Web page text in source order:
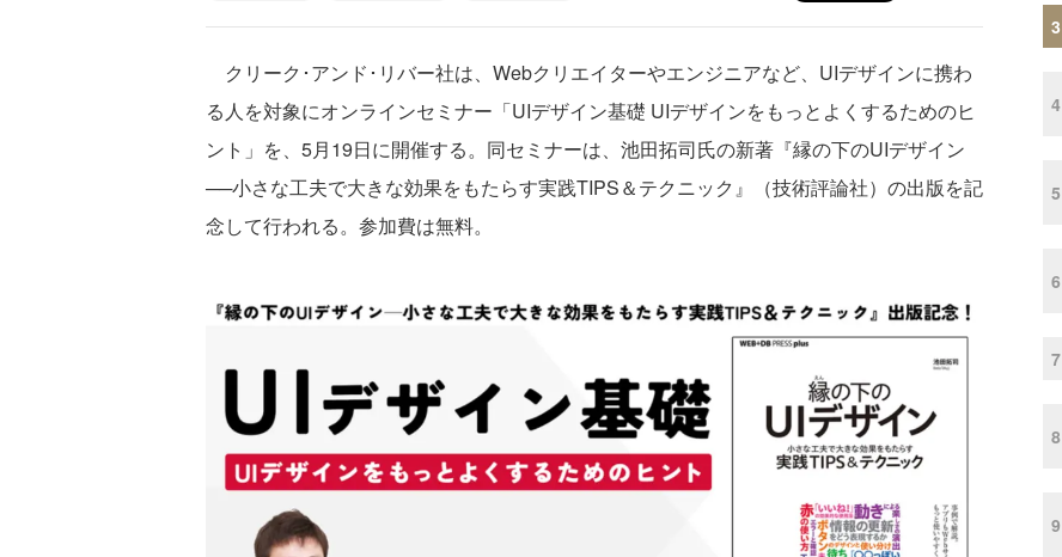
クリーク･アンド･リバー社は、Webクリエイターやエンジニアなど、UIデザインに携わ
る人を対象にオンラインセミナー「UIデザイン基礎 UIデザインをもっとよくするためのヒ
ント」を、5月19日に開催する。同セミナーは、池田拓司氏の新著『縁の下のUIデザイン
──小さな工夫で大きな効果をもたらす実践TIPS＆テクニック』（技術評論社）の出版を記
念して行われる。参加費は無料。
3
4
5
6
7
8
9